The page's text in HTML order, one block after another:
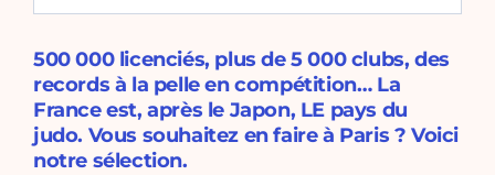
500 000 licenciés, plus de 5 000 clubs, des
records à la pelle en compétition… La
France est, après le Japon, LE pays du
judo. Vous souhaitez en faire à Paris ? Voici
notre sélection.